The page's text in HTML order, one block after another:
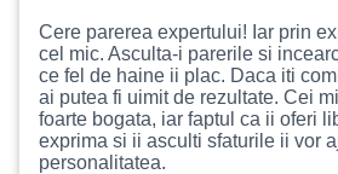
Cere parerea expertului! Iar prin
cel mic. Asculta-i parerile si
ce fel de haine ii plac. Daca iti
ai putea fi uimit de rezultate. Cei
foarte bogata, iar faptul ca ii oferi
exprima si ii asculti sfaturile ii vor
personalitatea.